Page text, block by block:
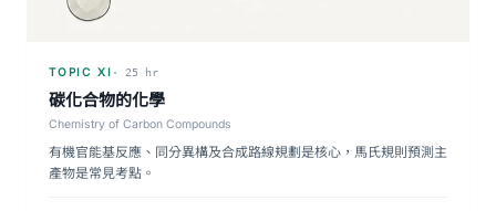
TOPIC XI · 25 hr
碳化合物的化學
Chemistry of Carbon Compounds
有機官能基反應、同分異構及合成路線規劃是核心，馬氏規則預測主
產物是常見考點。